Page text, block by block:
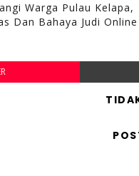
Warga Pulau Kelapa,
Dan Bahaya Judi Online